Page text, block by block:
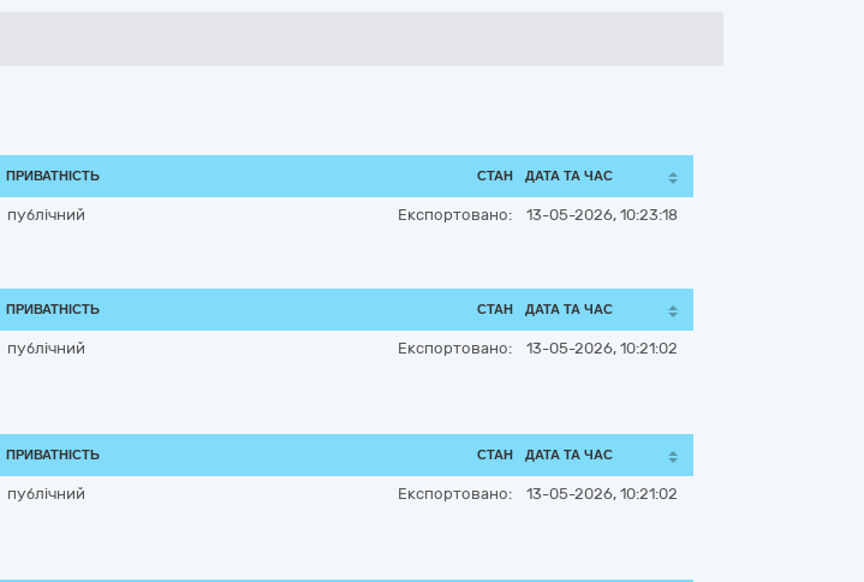
ПРИВАТНІСТЬ СТАН ДАТА ТА ЧАС
публічний Експортовано: 13-05-2026, 10:23:18
ПРИВАТНІСТЬ СТАН ДАТА ТА ЧАС
публічний Експортовано: 13-05-2026, 10:21:02
ПРИВАТНІСТЬ СТАН ДАТА ТА ЧАС
публічний Експортовано: 13-05-2026, 10:21:02